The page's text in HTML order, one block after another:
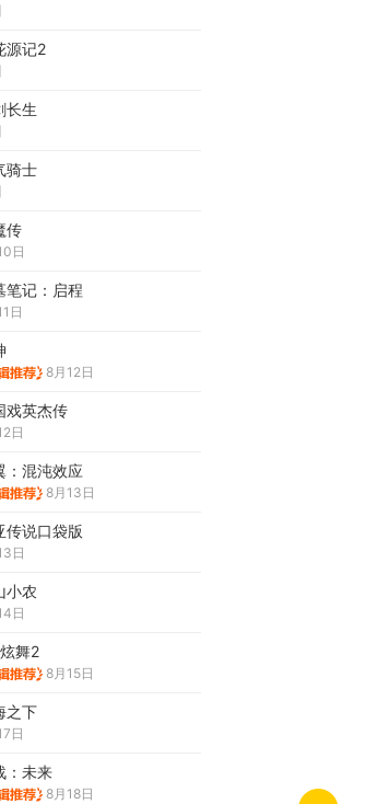
源记2
长生
骑士
传
日
笔记：启程
日
8月12日
戏英杰传
日
：混沌效应
8月13日
传说口袋版
日
小农
日
舞2
8月15日
之下
日
：未来
8月18日